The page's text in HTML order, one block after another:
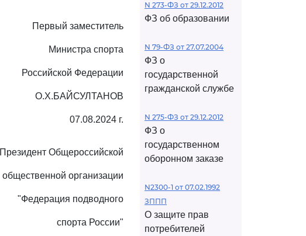
Первый заместитель
Министра спорта
Российской Федерации
О.Х.БАЙСУЛТАНОВ
07.08.2024 г.
Президент Общероссийской
общественной организации
"Федерация подводного
спорта России"
N 273-ФЗ от 29.12.2012
ФЗ об образовании
N 79-ФЗ от 27.07.2004
ФЗ о
государственной
гражданской службе
N 275-ФЗ от 29.12.2012
ФЗ о
государственном
оборонном заказе
N2300-1 от 07.02.1992
ЗППП
О защите прав
потребителей